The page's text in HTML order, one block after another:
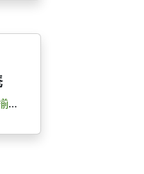
大阪らしいおもしろい品を揃えたみやげ物店。難波駅に近く、観光したあと立ち寄るのにピッタリ。...